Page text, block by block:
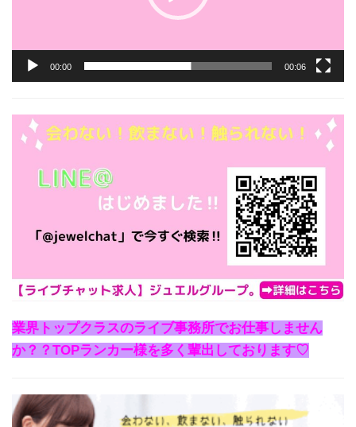
00:00 00:06
業界トップクラスのライブ事務所でお仕事しません
か？？TOPランカー様を多く輩出しております♡